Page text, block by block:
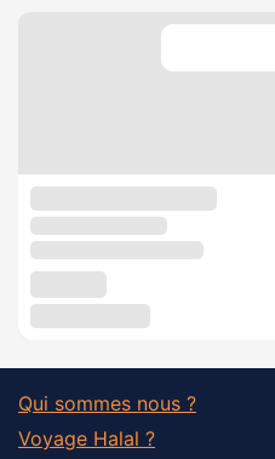
Qui sommes nous ?
Voyage Halal ?